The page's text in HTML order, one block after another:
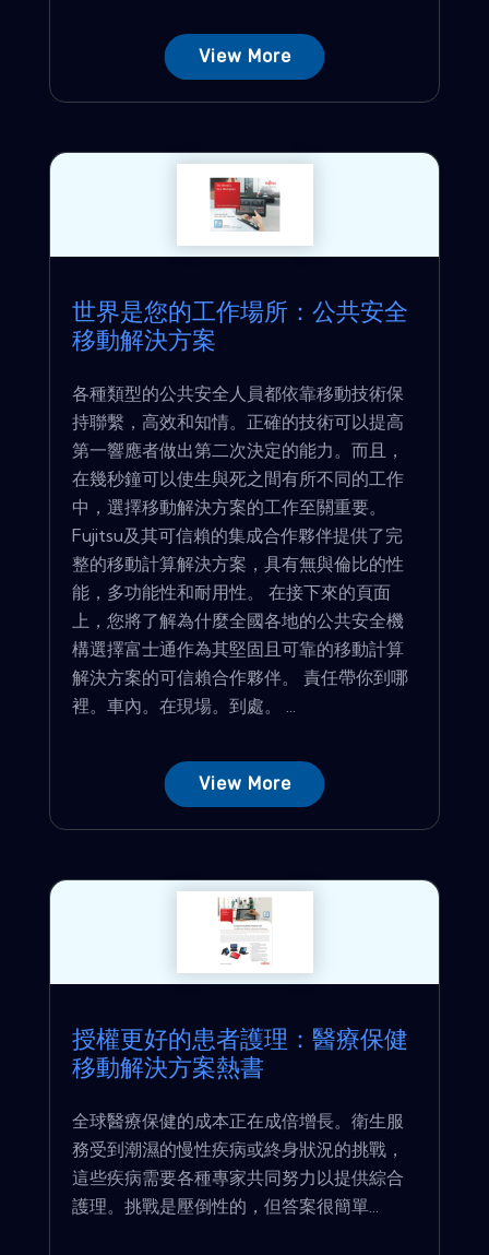
View More
世界是您的工作場所：公共安全
移動解決方案
各種類型的公共安全人員都依靠移動技術保
持聯繫，高效和知情。正確的技術可以提高
第一響應者做出第二次決定的能力。而且，
在幾秒鐘可以使生與死之間有所不同的工作
中，選擇移動解決方案的工作至關重要。
Fujitsu及其可信賴的集成合作夥伴提供了完
整的移動計算解決方案，具有無與倫比的性
能，多功能性和耐用性。 在接下來的頁面
上，您將了解為什麼全國各地的公共安全機
構選擇富士通作為其堅固且可靠的移動計算
解決方案的可信賴合作夥伴。 責任帶你到哪
裡。車內。在現場。到處。 ...
View More
授權更好的患者護理：醫療保健
移動解決方案熱書
全球醫療保健的成本正在成倍增長。衛生服
務受到潮濕的慢性疾病或終身狀況的挑戰，
這些疾病需要各種專家共同努力以提供綜合
護理。挑戰是壓倒性的，但答案很簡單...